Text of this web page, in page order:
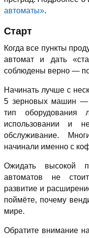
автоматы».
Старт
Когда все пункты
автомат и дать
соблюдены верно —
Начинать лучше с
5 зерновых машин —
тип оборудования
использовании и
обслуживание.
начинали именно с
Ожидать высокой
автоматов не
развитие и
поймёте, почему
мире.
Обратите внимание